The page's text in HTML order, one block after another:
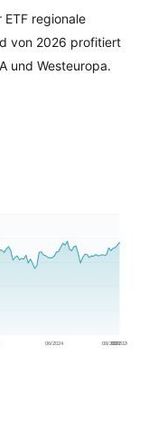
regionale
von 2026 profitiert
und Westeuropa.